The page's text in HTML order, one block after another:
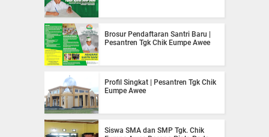
Brosur Pendaftaran Santri Baru |
Pesantren Tgk Chik Eumpe Awee
Profil Singkat | Pesantren Tgk Chik
Eumpe Awee
Siswa SMA dan SMP Tgk. Chik